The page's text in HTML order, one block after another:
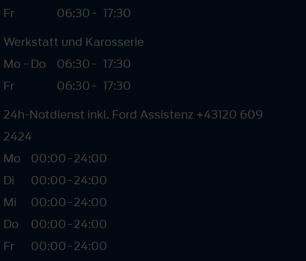
Fr
06:30- 17:30
Werkstatt und Karosserie
Mo - Do
06:30- 17:30
Fr
06:30- 17:30
24h-Notdienst inkl. Ford Assistenz +43120 609
2424
Mo
00:00-24:00
Di
00:00-24:00
Mi
00:00-24:00
Do
00:00-24:00
Fr
00:00-24:00